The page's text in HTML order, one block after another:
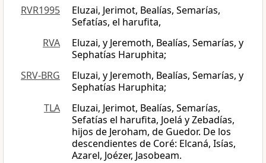
RVR1995
Eluzai, Jerimot, Bealías, Semarías,
Sefatías, el harufita,
RVA
Eluzai, y Jeremoth, Bealías, Semarías, y
Sephatías Haruphita;
SRV-BRG
Eluzai, y Jeremoth, Bealías, Semarías, y
Sephatías Haruphita;
TLA
Eluzai, Jerimot, Bealías, Semarías,
Sefatías el harufita, Joelá y Zebadías,
hijos de Jeroham, de Guedor. De los
descendientes de Coré: Elcaná, Isías,
Azarel, Joézer, Jasobeam.